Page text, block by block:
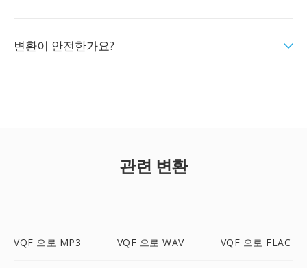
변환이 안전한가요?
관련 변환
VQF 으로 MP3 VQF 으로 WAV VQF 으로 FLAC